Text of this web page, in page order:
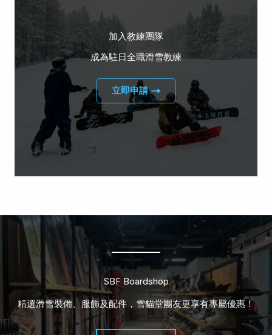
加入教練團隊
成為駐日全職滑雪教練
立即申請
SBF Boardshop
精選滑雪裝備、服飾及配件，雪貓堂團友更享有專屬優惠！